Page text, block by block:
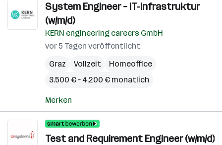
System Engineer – IT-Infrastruktur
(w/m/d)
KERN engineering careers GmbH
vor 5 Tagen veröffentlicht
Graz
Vollzeit
Homeoffice
3.500 € – 4.200 € monatlich
Merken
Test and Requirement Engineer (w/m/d)